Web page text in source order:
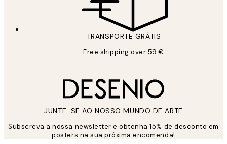
TRANSPORTE GRÁTIS
Free shipping over 59 €
JUNTE-SE AO NOSSO MUNDO DE ARTE
Subscreva a nossa newsletter e obtenha 15% de desconto em
posters na sua próxima encomenda!